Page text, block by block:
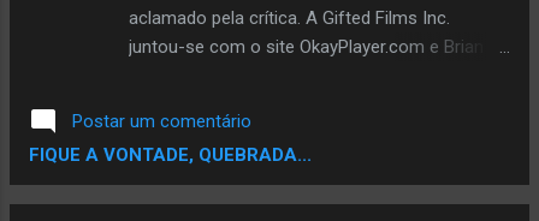
aclamado pela crítica. A Gifted Films Inc.
juntou-se com o site OkayPlayer.com e Brian “B.
nascido em Detroit. J. Dilla é um produtor
reverenciado, que utilizou a tecnologia, bem
como a instrumentação ao longo de sua
Postar um comentário
FIQUE A VONTADE, QUEBRADA...